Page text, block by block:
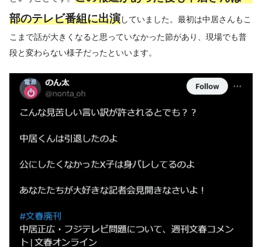
部のテレビ番組に出演していました。最初は中居さんもこ
こまで話が大きくなると思っていなかった節があり、現場でも普
段と変わらない様子だったといいます。